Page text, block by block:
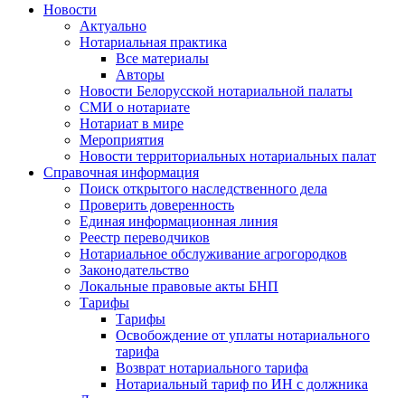
Новости
Актуально
Нотариальная практика
Все материалы
Авторы
Новости Белорусской нотариальной палаты
СМИ о нотариате
Нотариат в мире
Мероприятия
Новости территориальных нотариальных палат
Справочная информация
Поиск открытого наследственного дела
Проверить доверенность
Единая информационная линия
Реестр переводчиков
Нотариальное обслуживание агрогородков
Законодательство
Локальные правовые акты БНП
Тарифы
Тарифы
Освобождение от уплаты нотариального
тарифа
Возврат нотариального тарифа
Нотариальный тариф по ИН с должника